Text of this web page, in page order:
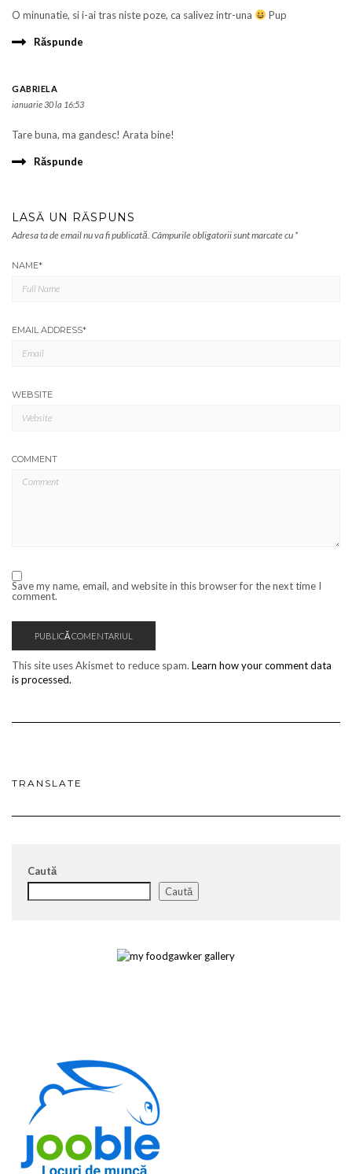
O minunatie, si i-ai tras niste poze, ca salivez intr-una Pup
Răspunde
GABRIELA
ianuarie 30 la 16:53
Tare buna, ma gandesc! Arata bine!
Răspunde
LASĂ UN RĂSPUNS
Adresa ta de email nu va fi publicată. Câmpurile obligatorii sunt marcate cu *
NAME*
EMAIL ADDRESS*
WEBSITE
COMMENT
Save my name, email, and website in this browser for the next time I
comment.
This site uses Akismet to reduce spam. Learn how your comment data
is processed.
TRANSLATE
Caută
Caută